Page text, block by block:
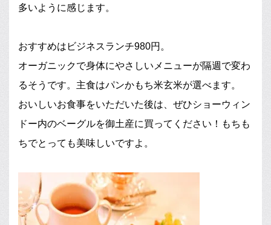
多いように感じます。
おすすめはビジネスランチ980円。
オーガニックで身体にやさしいメニューが隔週で変わ
るそうです。主食はパンかもち米玄米が選べます。
おいしいお食事をいただいた後は、ぜひショーウィン
ドー内のベーグルを御土産に買ってください！もちも
ちでとっても美味しいですよ。